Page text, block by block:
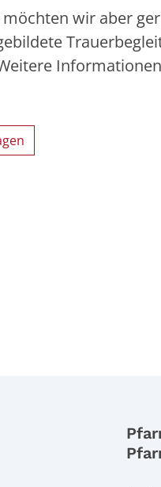
wir aber